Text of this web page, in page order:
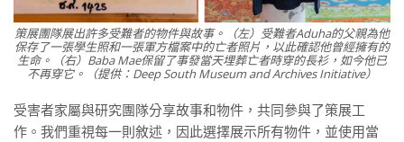
策展團隊展出許多受難者的物件與故事。（左）受難者Aduha的父親為他
保存了一張學生照和一張軍方檔案中的亡者照片，以此確認他曾經擁有的
生命。（右）Baba Mae保留了事發當天埋葬亡者時穿的長衫，如今他已
不再穿它。（提供：Deep South Museum and Archives Initiative）
受害者家屬與研究團隊分享故事和物件，共同參與了策展工
作。我們重視每一則敘述，因此選擇展示所有物件，並使用當